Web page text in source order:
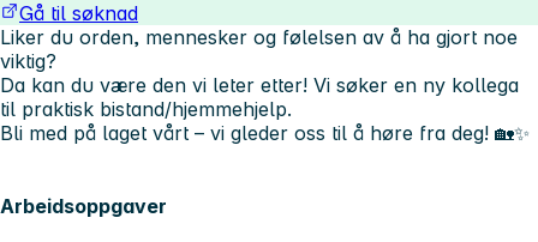
Gå til søknad
Liker du orden, mennesker og følelsen av å ha gjort noe
viktig?
Da kan du være den vi leter etter! Vi søker en ny kollega
til praktisk bistand/hjemmehjelp.
Bli med på laget vårt – vi gleder oss til å høre fra deg! 🏡✨
Arbeidsoppgaver